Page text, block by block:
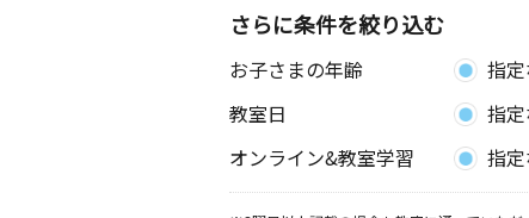
さらに条件を絞り込む
お子さまの年齢 指
教室日
指
オンライン&教室学習
指